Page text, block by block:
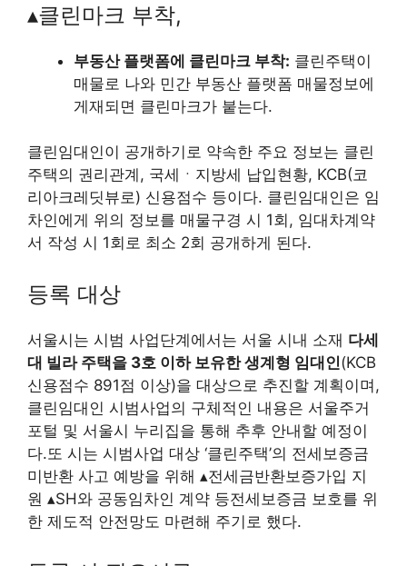
▴클린마크 부착,
부동산 플랫폼에 클린마크 부착: 클린주택이
매물로 나와 민간 부동산 플랫폼 매물정보에
게재되면 클린마크가 붙는다.
클린임대인이 공개하기로 약속한 주요 정보는 클린
주택의 권리관계, 국세ㆍ지방세 납입현황, KCB(코
리아크레딧뷰로) 신용점수 등이다. 클린임대인은 임
차인에게 위의 정보를 매물구경 시 1회, 임대차계약
서 작성 시 1회로 최소 2회 공개하게 된다.
등록 대상
서울시는 시범 사업단계에서는 서울 시내 소재 다세
대 빌라 주택을 3호 이하 보유한 생계형 임대인(KCB
신용점수 891점 이상)을 대상으로 추진할 계획이며,
클린임대인 시범사업의 구체적인 내용은 서울주거
포털 및 서울시 누리집을 통해 추후 안내할 예정이
다.또 시는 시범사업 대상 ‘클린주택’의 전세보증금
미반환 사고 예방을 위해 ▴전세금반환보증가입 지
원 ▴SH와 공동임차인 계약 등전세보증금 보호를 위
한 제도적 안전망도 마련해 주기로 했다.